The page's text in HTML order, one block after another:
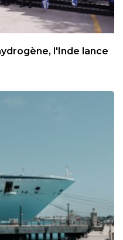
l'Inde lance